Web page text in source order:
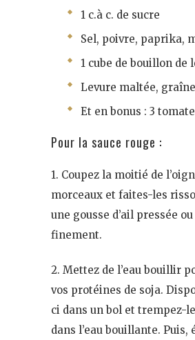
1 c.à c. de sucre
Sel, poivre, paprika,
1 cube de bouillon de
Levure maltée,
Et en bonus : 3
Pour la sauce rouge :
1. Coupez la moitié de
morceaux et faites-les
une gousse d’ail pressée
finement.
2. Mettez de l’eau bouillir
vos protéines de soja.
ci dans un bol et trempez-
dans l’eau bouillante. Puis,